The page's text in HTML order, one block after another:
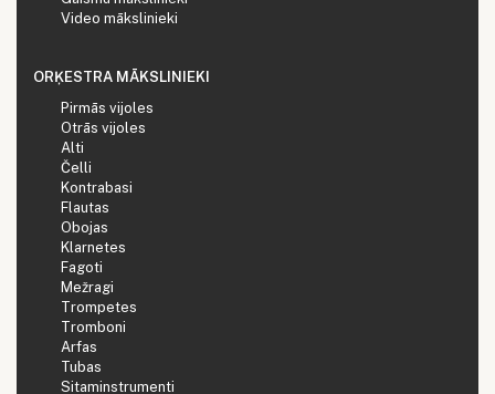
Video mākslinieki
ORĶESTRA MĀKSLINIEKI
Pirmās vijoles
Otrās vijoles
Alti
Čelli
Kontrabasi
Flautas
Obojas
Klarnetes
Fagoti
Mežragi
Trompetes
Tromboni
Arfas
Tubas
Sitaminstrumenti